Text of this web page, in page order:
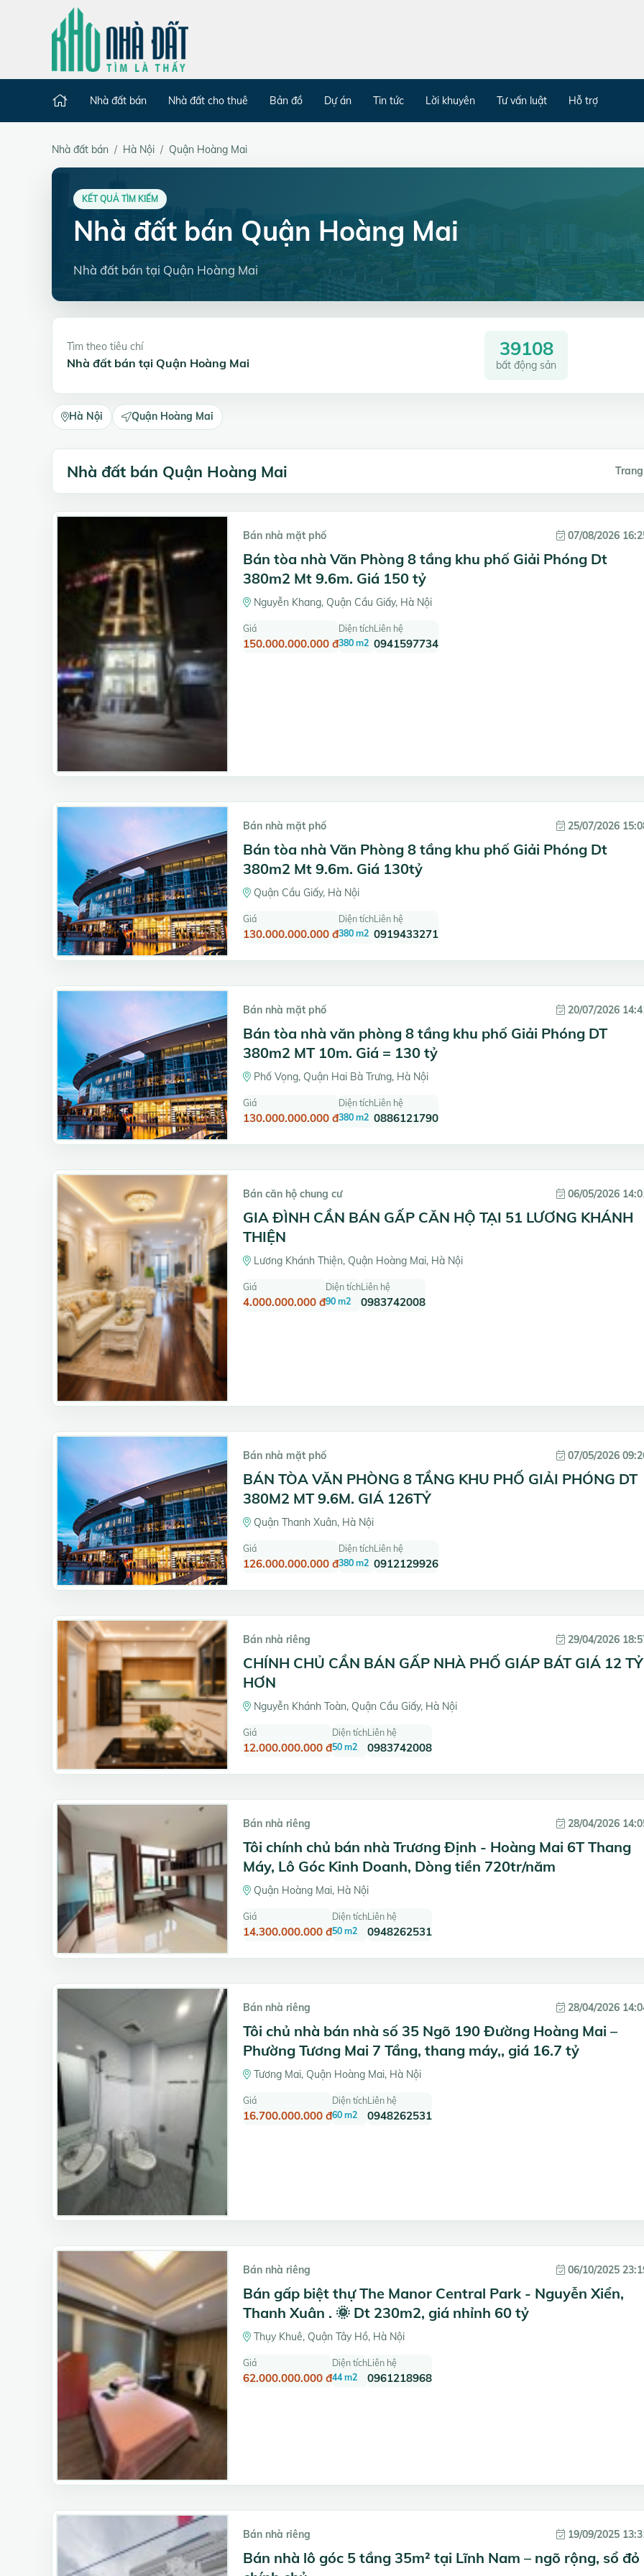
Nhà đất bán Nhà đất cho thuê Bản đồ Dự án Tin tức Lời khuyên Tư vấn luật Hỗ trợ
Nhà đất bán Hà Nội Quận Hoàng Mai
KẾT QUẢ TÌM KIẾM
Nhà đất bán Quận Hoàng Mai
Nhà đất bán tại Quận Hoàng Mai
Tìm theo tiêu chí
Nhà đất bán tại Quận Hoàng Mai
39108
bất động sản
Hà Nội Quận Hoàng Mai
Nhà đất bán Quận Hoàng Mai
Bán nhà mặt phố 07/08/2026
Bán tòa nhà Văn Phòng 8 tầng khu phố Giải Phóng Dt
380m2 Mt 9.6m. Giá 150 tỷ
Nguyễn Khang, Quận Cầu Giấy, Hà Nội
Giá
150.000.000.000 đ
Diện tích
380 m2
Liên hệ
0941597734
Bán nhà mặt phố 25/07/2026
Bán tòa nhà Văn Phòng 8 tầng khu phố Giải Phóng Dt
380m2 Mt 9.6m. Giá 130tỷ
Quận Cầu Giấy, Hà Nội
Giá
130.000.000.000 đ
Diện tích
380 m2
Liên hệ
0919433271
Bán nhà mặt phố 20/07/2026
Bán tòa nhà văn phòng 8 tầng khu phố Giải Phóng DT
380m2 MT 10m. Giá = 130 tỷ
Phố Vọng, Quận Hai Bà Trưng, Hà Nội
Giá
130.000.000.000 đ
Diện tích
380 m2
Liên hệ
0886121790
Bán căn hộ chung cư 06/05/2026
GIA ĐÌNH CẦN BÁN GẤP CĂN HỘ TẠI 51 LƯƠNG KHÁNH
THIỆN
Lương Khánh Thiện, Quận Hoàng Mai, Hà Nội
Giá
4.000.000.000 đ
Diện tích
90 m2
Liên hệ
0983742008
Bán nhà mặt phố 07/05/2026
BÁN TÒA VĂN PHÒNG 8 TẦNG KHU PHỐ GIẢI PHÓNG DT
380M2 MT 9.6M. GIÁ 126TỶ
Quận Thanh Xuân, Hà Nội
Giá
126.000.000.000 đ
Diện tích
380 m2
Liên hệ
0912129926
Bán nhà riêng 29/04/2026
CHÍNH CHỦ CẦN BÁN GẤP NHÀ PHỐ GIÁP BÁT GIÁ 12 TỶ
HƠN
Nguyễn Khánh Toàn, Quận Cầu Giấy, Hà Nội
Giá
12.000.000.000 đ
Diện tích
50 m2
Liên hệ
0983742008
Bán nhà riêng 28/04/2026
Tôi chính chủ bán nhà Trương Định - Hoàng Mai 6T Thang
Máy, Lô Góc Kinh Doanh, Dòng tiền 720tr/năm
Quận Hoàng Mai, Hà Nội
Giá
14.300.000.000 đ
Diện tích
50 m2
Liên hệ
0948262531
Bán nhà riêng 28/04/2026
Tôi chủ nhà bán nhà số 35 Ngõ 190 Đường Hoàng Mai –
Phường Tương Mai 7 Tầng, thang máy,, giá 16.7 tỷ
Tương Mai, Quận Hoàng Mai, Hà Nội
Giá
16.700.000.000 đ
Diện tích
60 m2
Liên hệ
0948262531
Bán nhà riêng 06/10/2025
Bán gấp biệt thự The Manor Central Park - Nguyễn Xiển,
Thanh Xuân . 🌞 Dt 230m2, giá nhỉnh 60 tỷ
Thụy Khuê, Quận Tây Hồ, Hà Nội
Giá
62.000.000.000 đ
Diện tích
44 m2
Liên hệ
0961218968
Bán nhà riêng 19/09/2025
Bán nhà lô góc 5 tầng 35m² tại Lĩnh Nam – ngõ rộng, sổ đỏ